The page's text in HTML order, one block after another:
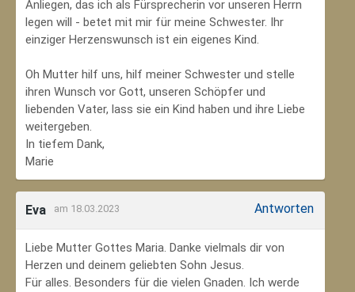
Anliegen, das ich als Fürsprecherin vor unseren Herrn
legen will - betet mit mir für meine Schwester. Ihr
einziger Herzenswunsch ist ein eigenes Kind.
Oh Mutter hilf uns, hilf meiner Schwester und stelle
ihren Wunsch vor Gott, unseren Schöpfer und
liebenden Vater, lass sie ein Kind haben und ihre Liebe
weitergeben.
In tiefem Dank,
Marie
Eva am 18.03.2023 Antworten
Liebe Mutter Gottes Maria. Danke vielmals dir von
Herzen und deinem geliebten Sohn Jesus.
Für alles. Besonders für die vielen Gnaden. Ich werde